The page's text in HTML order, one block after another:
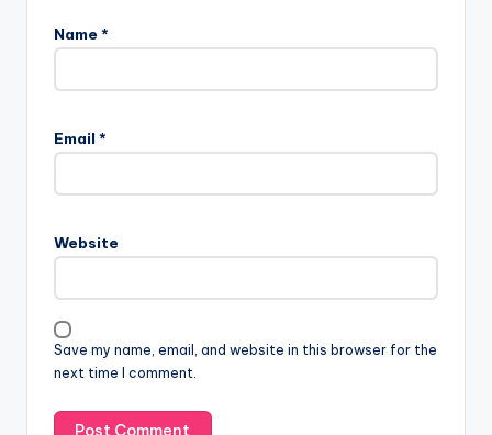
Name *
Email *
Website
Save my name, email, and website in this browser for the
next time I comment.